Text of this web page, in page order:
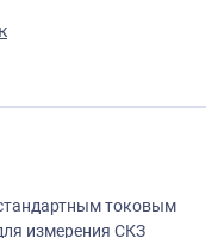
токовым
измерения СКЗ